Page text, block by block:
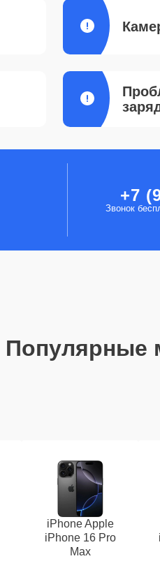
+7
Звонок
Популярные
iPhone Apple
iPhone 16 Pro
Max